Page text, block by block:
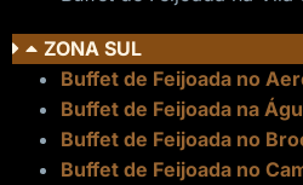
ZONA SUL
Buffet de Feijoada no
Buffet de Feijoada na
Buffet de Feijoada no
Buffet de Feijoada no